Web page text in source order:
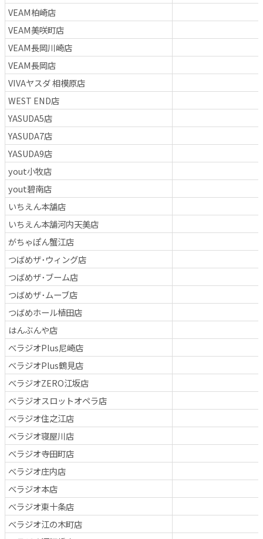
VEAM柏崎店
VEAM美咲町店
VEAM長岡川崎店
VEAM長岡店
VIVAヤスダ 相模原店
WEST END店
YASUDA5店
YASUDA7店
YASUDA9店
yout小牧店
yout碧南店
いちえん本舗店
いちえん本舗河内天美店
がちゃぽん蟹江店
つばめザ･ウィング店
つばめザ･ブーム店
つばめザ･ムーブ店
つばめホール植田店
はんぶんや店
べラジオPlus尼崎店
べラジオPlus鶴見店
べラジオZERO江坂店
べラジオスロットオペラ店
べラジオ住之江店
べラジオ寝屋川店
べラジオ寺田町店
べラジオ庄内店
べラジオ本店
べラジオ東十条店
べラジオ江の木町店